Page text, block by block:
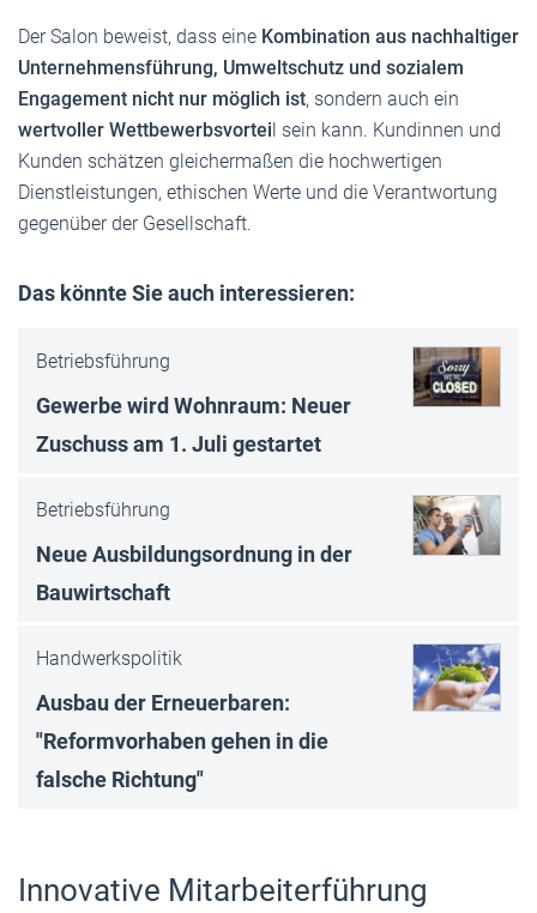
Der Salon beweist, dass eine Kombination aus nachhaltiger
Unternehmensführung, Umweltschutz und sozialem
Engagement nicht nur möglich ist, sondern auch ein
wertvoller Wettbewerbsvortei l sein kann. Kundinnen und
Kunden schätzen gleichermaßen die hochwertigen
Dienstleistungen, ethischen Werte und die Verantwortung
gegenüber der Gesellschaft.
Das könnte Sie auch interessieren:
Betriebsführung
Gewerbe wird Wohnraum: Neuer
Zuschuss am 1. Juli gestartet
Betriebsführung
Neue Ausbildungsordnung in der
Bauwirtschaft
Handwerkspolitik
Ausbau der Erneuerbaren:
"Reformvorhaben gehen in die
falsche Richtung"
Innovative Mitarbeiterführung